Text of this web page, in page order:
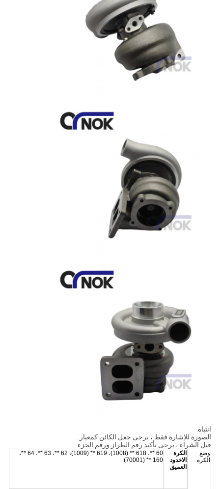
انتباه:
الصورة للإشارة فقط ، يرجى جعل الكائن كمعيار.
قبل الشراء ، يرجى تأكيد رقم الطراز ورقم الجزء.
وضع
الكره
الكرة
الاخدود
العميق
60 **، 618 ** (1008)، 619 ** (1009)، 62 **، 63 **، 64 **،
160 ** (70001)